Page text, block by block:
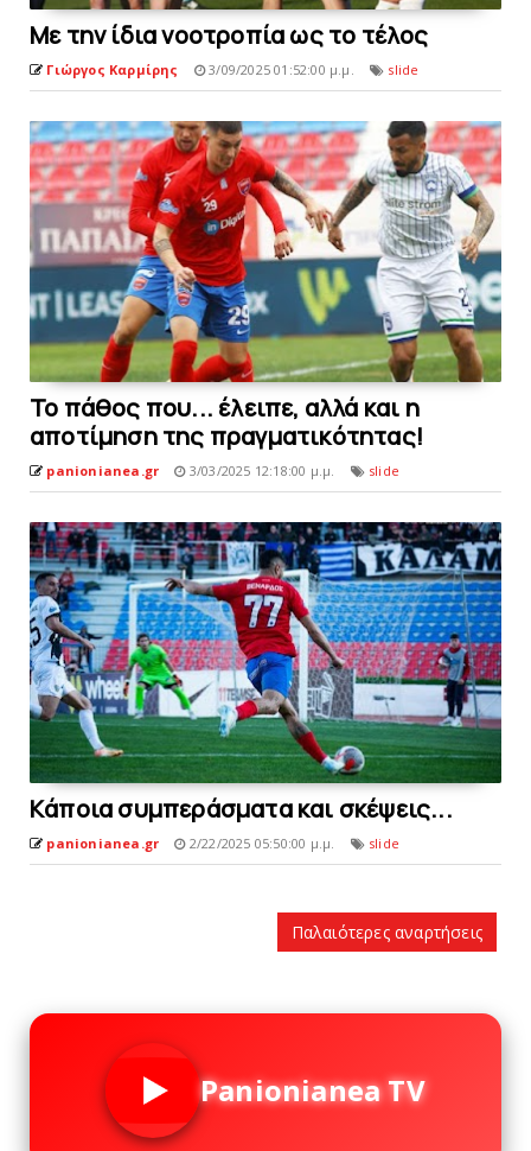
Mε την ίδια νοοτροπία ως το τέλoς
Γιώργος Καρμίρης 3/09/2025 01:52:00 μ.μ. slide
To πάθος που... έλειπε, αλλά και η
αποτίμηση της πραγματικότητας!
panionianea.gr 3/03/2025 12:18:00 μ.μ. slide
Kάποια συμπεράσματα και σκέψεις...
panionianea.gr 2/22/2025 05:50:00 μ.μ. slide
Παλαιότερες αναρτήσεις
Panionianea TV